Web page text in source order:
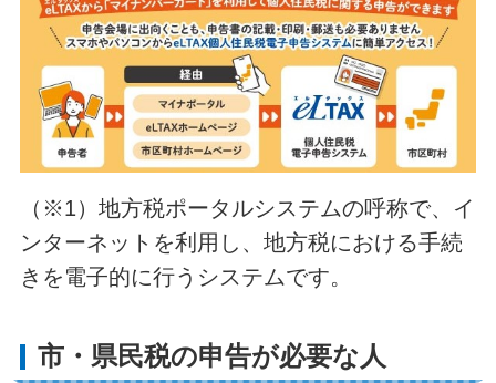
（※1）地方税ポータルシステムの呼称で、イ
ンターネットを利用し、地方税における手続
きを電子的に行うシステムです。
市・県民税の申告が必要な人